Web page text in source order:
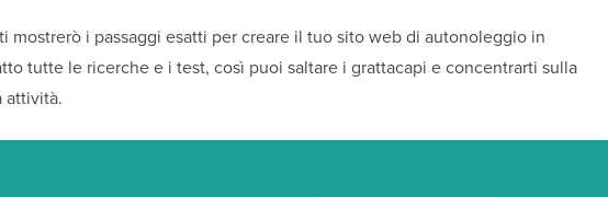
mostrerò i passaggi esatti per creare il tuo sito web di autonoleggio in
tutte le ricerche e i test, così puoi saltare i grattacapi e concentrarti sulla
attività.